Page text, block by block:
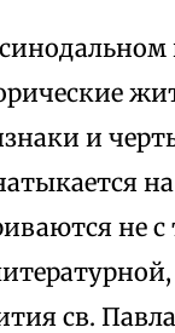
и
не
св.